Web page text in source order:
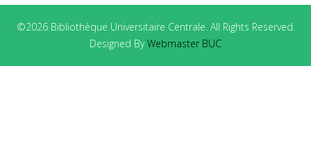
©2026 Bibliothèque Universitaire Centrale. All Rights Reserved.
Designed ByWebmaster BUC